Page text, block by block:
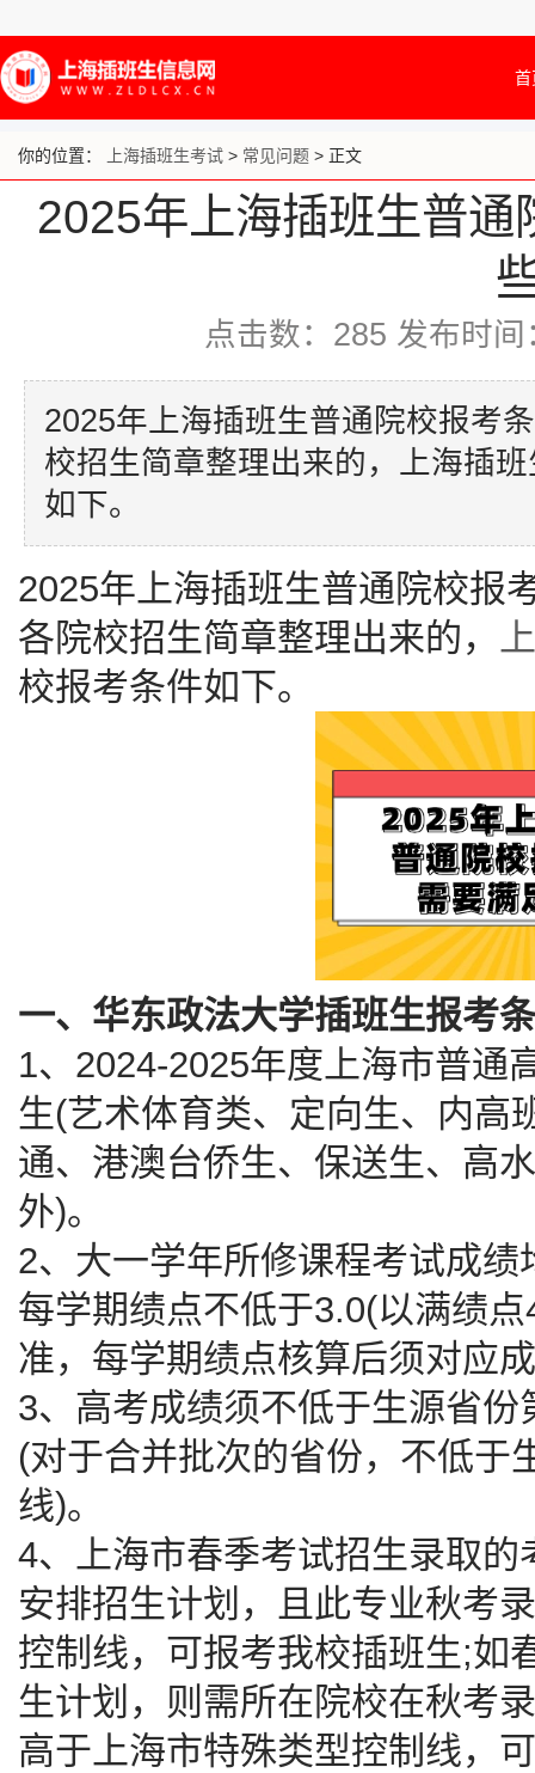
首
你的位置： 上海插班生考试 > 常见问题 > 正文
2025年上海插班生普
点击数： 285 发布时
2025年上海插班生普通院校报考
校招生简章整理出来的，上海插
如下。
2025年上海插班生普通院校报
各院校招生简章整理出来的，
校报考条件如下。
一、华东政法大学插班生报考
1、2024-2025年度上海市普通
生(艺术体育类、定向生、内高
通、港澳台侨生、保送生、高
外)。
2、大一学年所修课程考试成
每学期绩点不低于3.0(以满绩
准，每学期绩点核算后须对应
3、高考成绩须不低于生源省
(对于合并批次的省份，不低于
线)。
4、上海市春季考试招生录取
安排招生计划，且此专业秋考
控制线，可报考我校插班生;如
生计划，则需所在院校在秋考
高于上海市特殊类型控制线，